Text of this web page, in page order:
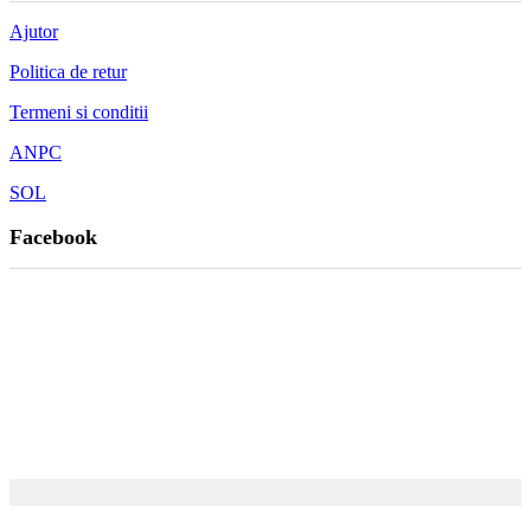
Ajutor
Politica de retur
Termeni si conditii
ANPC
SOL
Facebook